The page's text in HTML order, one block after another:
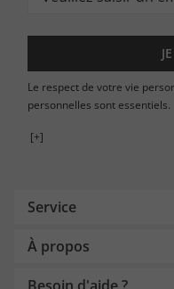
Le respect de votre vie
personnelles sont essentiels.
[+]
Service
À propos